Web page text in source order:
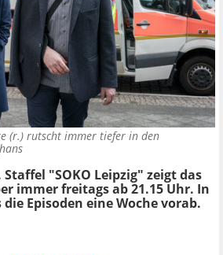
(r.) rutscht immer tiefer in den
Staffel "SOKO Leipzig" zeigt das
immer freitags ab 21.15 Uhr. In
Episoden eine Woche vorab.